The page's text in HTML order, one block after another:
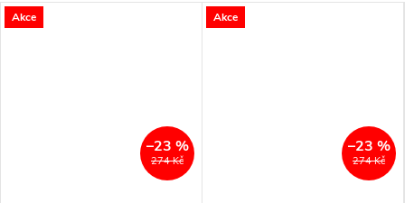
Akce
274 Kč
–23 %
Akce
274 Kč
–23 %